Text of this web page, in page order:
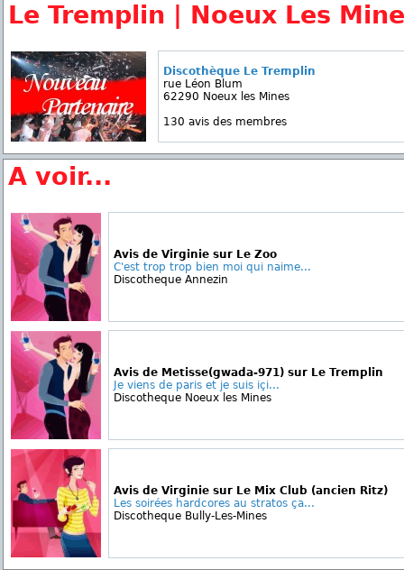
Le Tremplin | Noeux Les
Discothèque Le Tremplin
rue Léon Blum
62290 Noeux les Mines
130 avis des membres
A voir...
Avis de Virginie sur Le Zoo
C'est trop trop bien moi qui naime...
Discotheque Annezin
Avis de Metisse(gwada-971) sur Le Tremplin
Je viens de paris et je suis içi...
Discotheque Noeux les Mines
Avis de Virginie sur Le Mix Club (ancien Ritz)
Les soirées hardcores au stratos ça...
Discotheque Bully-Les-Mines